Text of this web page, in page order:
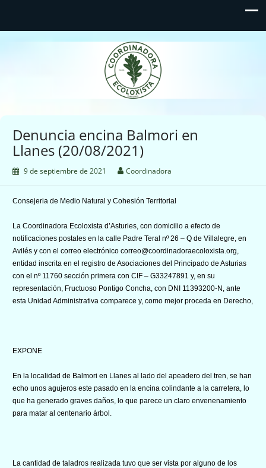
Coordinadora Ecoloxista
d'Asturies
Denuncia encina Balmori en
Llanes (20/08/2021)
9 de septiembre de 2021 Coordinadora
Consejeria de Medio Natural y Cohesión Territorial
La Coordinadora Ecoloxista d’Asturies, con domicilio a efecto de
notificaciones postales en la calle Padre Teral nº 26 – Q de Villalegre, en
Avilés y con el correo electrónico correo@coordinadoraecoloxista.org,
entidad inscrita en el registro de Asociaciones del Principado de Asturias
con el nº 11760 sección primera con CIF – G33247891 y, en su
representación, Fructuoso Pontigo Concha, con DNI 11393200-N, ante
esta Unidad Administrativa comparece y, como mejor proceda en Derecho,
EXPONE
En la localidad de Balmori en Llanes al lado del apeadero del tren, se han
echo unos agujeros este pasado en la encina colindante a la carretera, lo
que ha generado graves daños, lo que parece un claro envenenamiento
para matar al centenario árbol.
La cantidad de taladros realizada tuvo que ser vista por alguno de los